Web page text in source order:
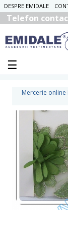
DESPRE EMIDALE
Telefon
Mercerie online